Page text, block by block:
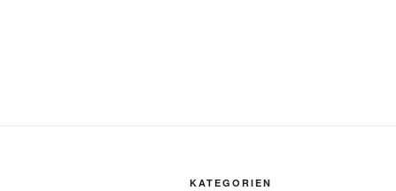
KATEGORIEN